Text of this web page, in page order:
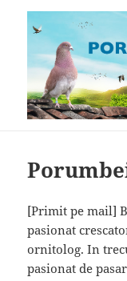
[Primit pe mail]
pasionat
ornitolog. In
pasionat de